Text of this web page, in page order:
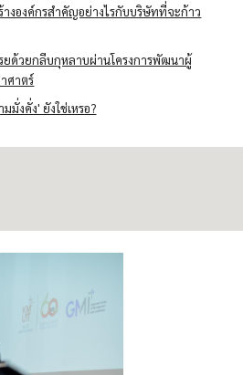
างองค์กรสำคัญอย่างไรกับบริษัทที่จะก้าว
ยด้วยกลีบกุหลาบผ่านโครงการพัฒนาผู้
ศาตร์
มั่งคั่ง' ยังใช่เหรอ?